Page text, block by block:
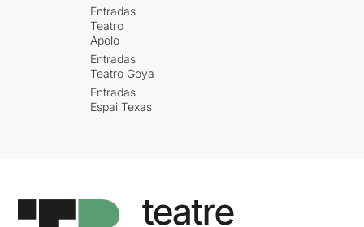
Entradas
Teatro
Apolo
Entradas
Teatro Goya
Entradas
Espai Texas